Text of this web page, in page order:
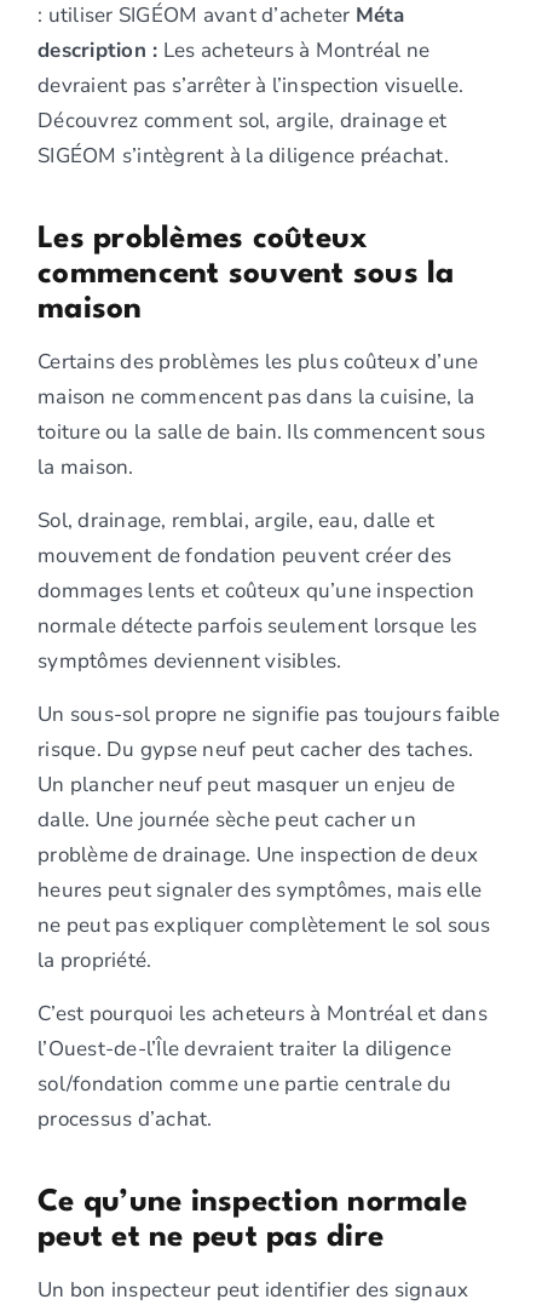
: utiliser SIGÉOM avant d’acheter Méta
description : Les acheteurs à Montréal ne
devraient pas s’arrêter à l’inspection visuelle.
Découvrez comment sol, argile, drainage et
SIGÉOM s’intègrent à la diligence préachat.
Les problèmes coûteux
commencent souvent sous la
maison
Certains des problèmes les plus coûteux d’une
maison ne commencent pas dans la cuisine, la
toiture ou la salle de bain. Ils commencent sous
la maison.
Sol, drainage, remblai, argile, eau, dalle et
mouvement de fondation peuvent créer des
dommages lents et coûteux qu’une inspection
normale détecte parfois seulement lorsque les
symptômes deviennent visibles.
Un sous-sol propre ne signifie pas toujours faible
risque. Du gypse neuf peut cacher des taches.
Un plancher neuf peut masquer un enjeu de
dalle. Une journée sèche peut cacher un
problème de drainage. Une inspection de deux
heures peut signaler des symptômes, mais elle
ne peut pas expliquer complètement le sol sous
la propriété.
C’est pourquoi les acheteurs à Montréal et dans
l’Ouest-de-l’Île devraient traiter la diligence
sol/fondation comme une partie centrale du
processus d’achat.
Ce qu’une inspection normale
peut et ne peut pas dire
Un bon inspecteur peut identifier des signaux